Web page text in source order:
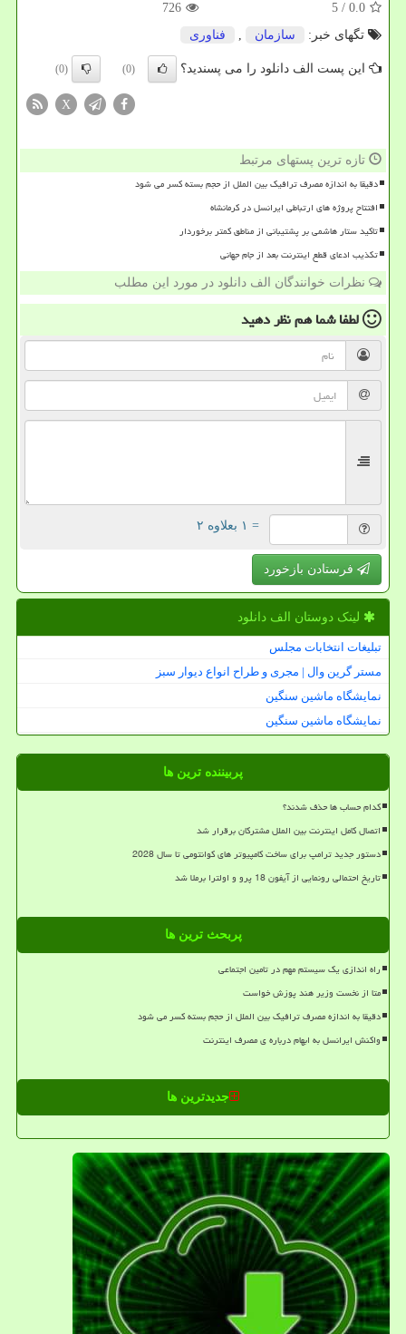
0.0
/ 5
726
تگهای خبر:
سازمان , فناوری
این پست الف دانلود را می پسندید؟ (0)
(0)
X
تازه ترین پستهای مرتبط
دقیقا به اندازه مصرف ترافیک بین الملل از حجم بسته کسر می شود
افتتاح پروژه های ارتباطی ایرانسل در کرمانشاه
تاکید ستار هاشمی بر پشتیبانی از مناطق کمتر برخوردار
تکذیب ادعای قطع اینترنت بعد از جام جهانی
نظرات خوانندگان الف دانلود در مورد این مطلب
لطفا شما همنظر دهید
= ۱ بعلاوه ۲
فرستادن بازخورد
لینک دوستان الف دانلود
تبلیغات انتخابات مجلس
مستر گرین وال | مجری و طراح انواع دیوار سبز
نمایشگاه ماشین سنگین
نمایشگاه ماشین سنگین
پربیننده ترین ها
کدام حساب ها حذف شدند؟
اتصال کامل اینترنت بین الملل مشترکان برقرار شد
دستور جدید ترامپ برای ساخت کامپیوتر های کوانتومی تا سال 2028
تاریخ احتمالی رونمایی از آیفون 18 پرو و اولترا برملا شد
پربحث ترین ها
راه اندازی یک سیستم مهم در تامین اجتماعی
متا از نخست وزیر هند پوزش خواست
دقیقا به اندازه مصرف ترافیک بین الملل از حجم بسته کسر می شود
واکنش ایرانسل به ابهام درباره ی مصرف اینترنت
جدیدترین ها